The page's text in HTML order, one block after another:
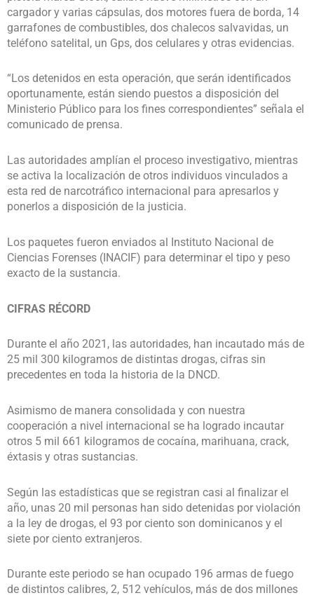
cargador y varias cápsulas, dos motores fuera de borda, 14
garrafones de combustibles, dos chalecos salvavidas, un
teléfono satelital, un Gps, dos celulares y otras evidencias.
“Los detenidos en esta operación, que serán identificados
oportunamente, están siendo puestos a disposición del
Ministerio Público para los fines correspondientes” señala el
comunicado de prensa.
Las autoridades amplían el proceso investigativo, mientras
se activa la localización de otros individuos vinculados a
esta red de narcotráfico internacional para apresarlos y
ponerlos a disposición de la justicia.
Los paquetes fueron enviados al Instituto Nacional de
Ciencias Forenses (INACIF) para determinar el tipo y peso
exacto de la sustancia.
CIFRAS RÉCORD
Durante el año 2021, las autoridades, han incautado más de
25 mil 300 kilogramos de distintas drogas, cifras sin
precedentes en toda la historia de la DNCD.
Asimismo de manera consolidada y con nuestra
cooperación a nivel internacional se ha logrado incautar
otros 5 mil 661 kilogramos de cocaína, marihuana, crack,
éxtasis y otras sustancias.
Según las estadísticas que se registran casi al finalizar el
año, unas 20 mil personas han sido detenidas por violación
a la ley de drogas, el 93 por ciento son dominicanos y el
siete por ciento extranjeros.
Durante este periodo se han ocupado 196 armas de fuego
de distintos calibres, 2, 512 vehículos, más de dos millones